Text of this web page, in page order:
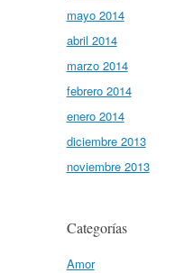
mayo 2014
abril 2014
marzo 2014
febrero 2014
enero 2014
diciembre 2013
noviembre 2013
Categorías
Amor